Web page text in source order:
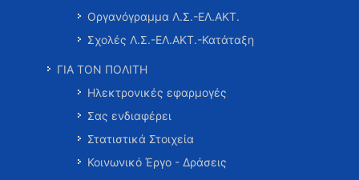
Οργανόγραμμα Λ.Σ.-ΕΛ.ΑΚΤ.
Σχολές Λ.Σ.-ΕΛ.ΑΚΤ.-Κατάταξη
ΓΙΑ ΤΟΝ ΠΟΛΙΤΗ
Ηλεκτρονικές εφαρμογές
Σας ενδιαφέρει
Στατιστικά Στοιχεία
Κοινωνικό Έργο - Δράσεις